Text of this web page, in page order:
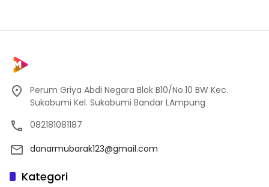
Perum Griya Abdi Negara Blok B10/No.10 BW Kec.
Sukabumi Kel. Sukabumi Bandar LAmpung
082181081187
danarmubarak123@gmail.com
Kategori